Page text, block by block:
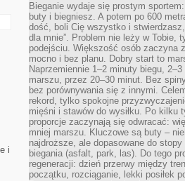
i
Bieganie wydaje się prostym sportem:
buty i biegniesz. A potem po 600
dość, boli Cię wszystko i
dla mnie”. Problem nie leży w Tobie,
podejściu. Większość osób zaczyna
mocno i bez planu. Dobry start to
Naprzemiennie 1–2 minuty biegu,
marszu, przez 20–30 minut. Bez
bez porównywania się z innymi.
rekord, tylko spokojne
mięśni i stawów do wysiłku. Po kilku
proporcje zaczynają się odwracać:
mniej marszu. Kluczowe są buty –
najdroższe, ale dopasowane do
biegania (asfalt, park, las). Do tego
regeneracji: dzień przerwy między
początku, rozciąganie, lekki posiłek